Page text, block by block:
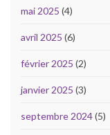
mai 2025 (4)
avril 2025 (6)
février 2025 (2)
janvier 2025 (3)
septembre 2024(5)